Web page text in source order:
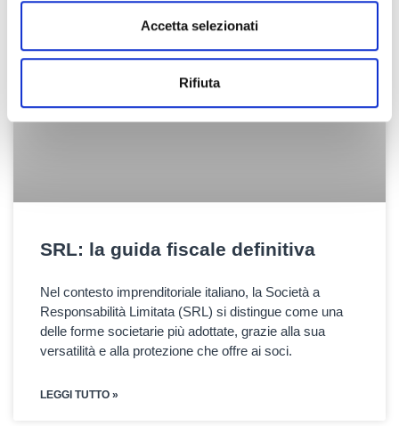
Accetta selezionati
Rifiuta
SRL: la guida fiscale definitiva
Nel contesto imprenditoriale italiano, la Società a
Responsabilità Limitata (SRL) si distingue come una
delle forme societarie più adottate, grazie alla sua
versatilità e alla protezione che offre ai soci.
LEGGI TUTTO »